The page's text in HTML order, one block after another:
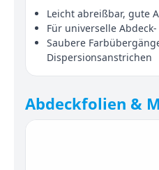
Leicht abreißbar, gute
Für universelle
Saubere
Dispersionsanstrichen
Abdeckfolien &